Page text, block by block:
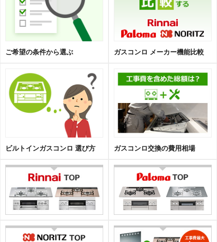
ご希望の条件から選ぶ ガスコンロ メーカー機能比較
ビルトインガスコンロ 選び方 ガスコンロ交換の費用相場